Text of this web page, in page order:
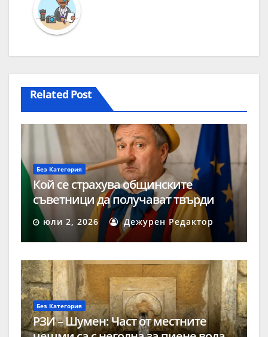
Related Post
Без Категория
Кой се страхува общинските
съветници да получават твърди
заплати?
юли 2, 2026 Дежурен Редактор
Без Категория
РЗИ – Шумен: Част от местните